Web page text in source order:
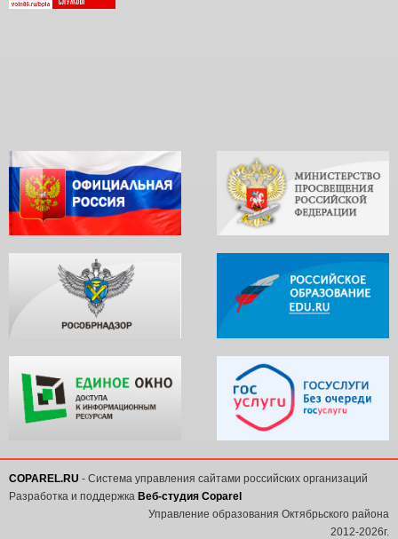
COPAREL.RU - Система управления сайтами российских организаций
Разработка и поддержка Веб-студия Coparel
Управление образования Октябрьского района
2012-2026г.